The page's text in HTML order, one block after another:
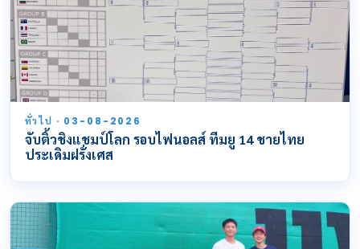
ทั่วไป · 03-08-2026
จับติ้วชิงแชมป์โลก รอบไฟนอลส์ ทีมยู 14 ชายไทย
ประเดิมฝรั่งเศส